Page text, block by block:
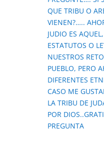
QUE TRIBU O
VIENEN?…..
JUDIO ES
ESTATUTOS O
NUESTROS
PUEBLO, PERO
DIFERENTES
CASO ME
LA TRIBU DE
POR
PREGUNTA